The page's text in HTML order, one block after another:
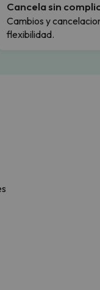
Cancela sin
Cambios y
flexibilidad.